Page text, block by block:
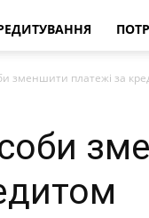
зменшити платежі за